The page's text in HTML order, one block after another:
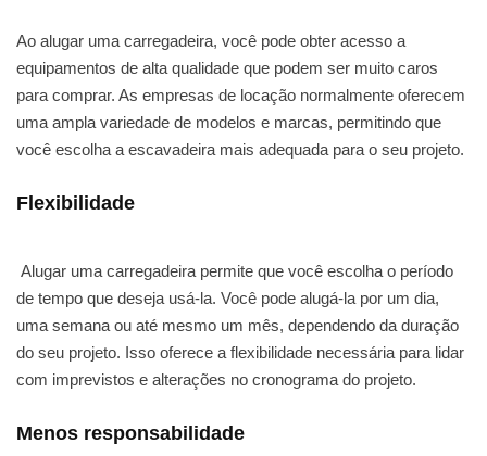
Ao alugar uma carregadeira, você pode obter acesso a
equipamentos de alta qualidade que podem ser muito caros
para comprar. As empresas de locação normalmente oferecem
uma ampla variedade de modelos e marcas, permitindo que
você escolha a escavadeira mais adequada para o seu projeto.
Flexibilidade
Alugar uma carregadeira permite que você escolha o período
de tempo que deseja usá-la. Você pode alugá-la por um dia,
uma semana ou até mesmo um mês, dependendo da duração
do seu projeto. Isso oferece a flexibilidade necessária para lidar
com imprevistos e alterações no cronograma do projeto.
Menos responsabilidade